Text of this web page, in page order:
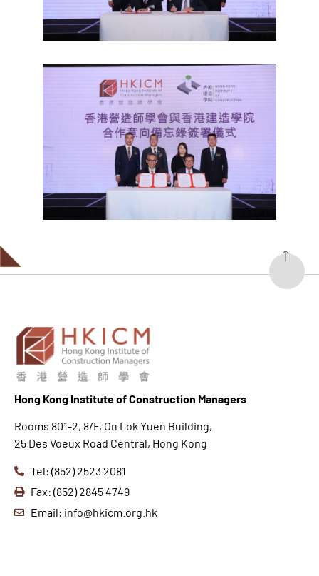
Hong Kong Institute of Construction Managers
Rooms 801-2, 8/F, On Lok Yuen Building,
25 Des Voeux Road Central, Hong Kong
Tel: (852) 2523 2081
Fax: (852) 2845 4749
Email: info@hkicm.org.hk